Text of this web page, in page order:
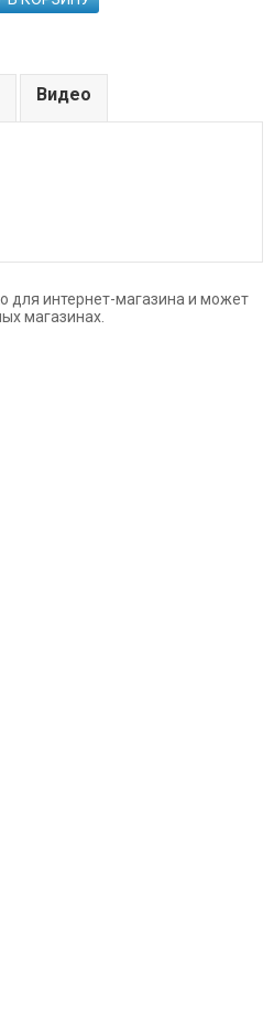
Видео
для интернет-магазина и может
магазинах.